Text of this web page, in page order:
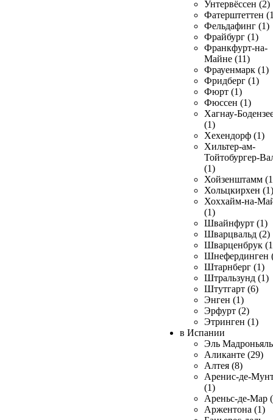
Унтервёссен (2)
Фатерштеттен
Фельдафинг (1)
Фрайбург (1)
Франкфурт-на-
Майне (11)
Фрауенмарк (1)
Фридберг (1)
Фюрт (1)
Фюссен (1)
Хагнау-
(1)
Хехендорф (1)
Хильтер-ам-
Тойтобургер-
(1)
Хойзенштамм
Хольцкирхен (1)
Хоххайм-на-
(1)
Швайнфурт (1)
Шварцвальд (2)
Шварценбрук
Шнефердинген
Штарнберг (1)
Штральзунд (1)
Штутгарт (6)
Энген (1)
Эрфурт (2)
Этринген (1)
в Испании
Эль
Аликанте (29)
Алтея (8)
Аренис-де-
(1)
Ареньс-де-Мар
Аржентона (1)